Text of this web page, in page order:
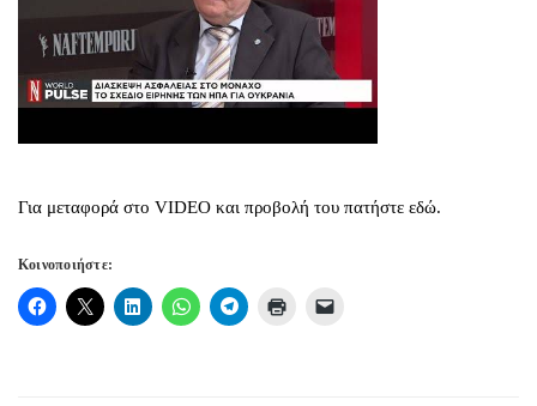
Για μεταφορά στο VIDEO και προβολή του πατήστε εδώ.
Κοινοποιήστε: